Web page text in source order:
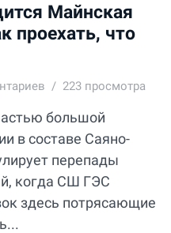
Майнская
проехать, что
223 просмотра
большой
в составе Саяно-
перепады
когда СШ ГЭС
здесь потрясающие